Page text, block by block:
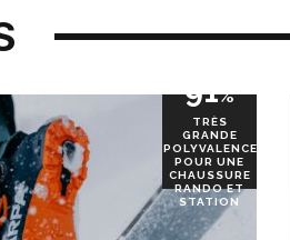
91%
TRÈS
GRANDE
POLYVALENCE
POUR UNE
CHAUSSURE
RANDO ET
STATION